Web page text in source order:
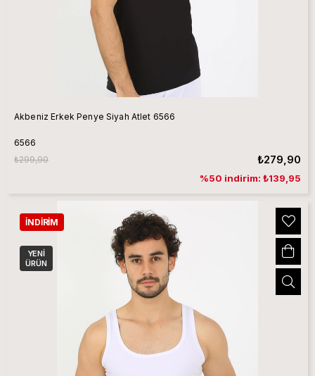
Akbeniz Erkek Penye Siyah Atlet 6566
6566
₺279,90
₺299,90
%50 indirim: ₺139,95
İNDIRIM
YENI
ÜRÜN